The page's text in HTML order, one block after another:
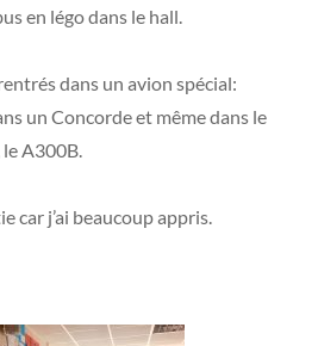
en légo dans le hall.
dans un avion spécial:
un Concorde et même dans le
le A300B.
car j’ai beaucoup appris.